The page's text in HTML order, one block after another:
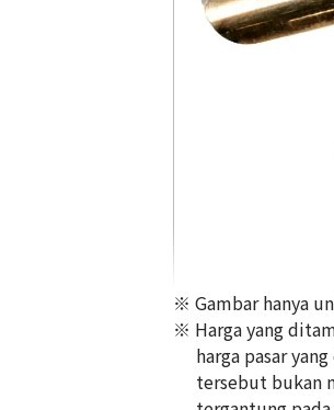
※ Gambar hanya
※ Harga yang
harga pasar
tersebut bukan